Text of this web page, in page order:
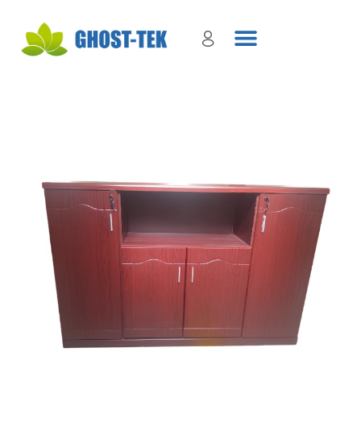
Sign in
Remember me Lost password?
Log in
Create an account